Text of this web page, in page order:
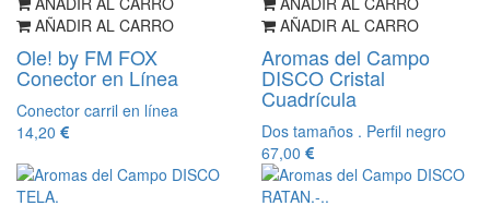
AÑADIR AL CARRO
Ole! by FM FOX
Conector en Línea
Conector carril en línea
14,20
AÑADIR AL CARRO
Aromas del Campo
DISCO Cristal
Cuadrícula
Dos tamaños . Perfil negro
67,00